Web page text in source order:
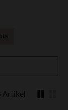
Artikel